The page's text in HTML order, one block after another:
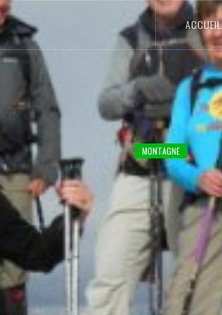
ACCUEIL
MONTAGNE